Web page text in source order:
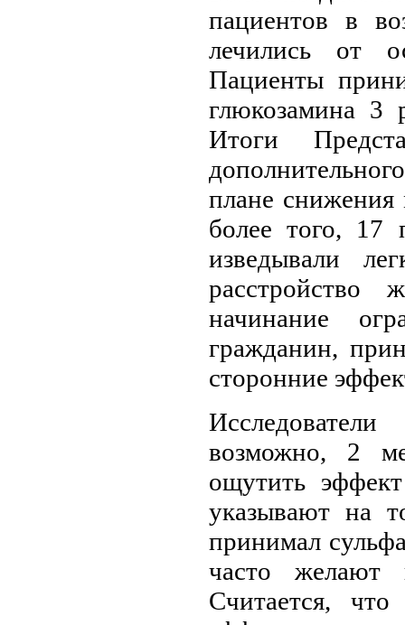
пациентов в
лечились от
Пациенты
глюкозамина 3
Итоги
плане
более того, 17
изведывали
начинание
гражданин,
сторонние
возможно, 2
ощутить
указывают на
принимал
часто желают
Считается,